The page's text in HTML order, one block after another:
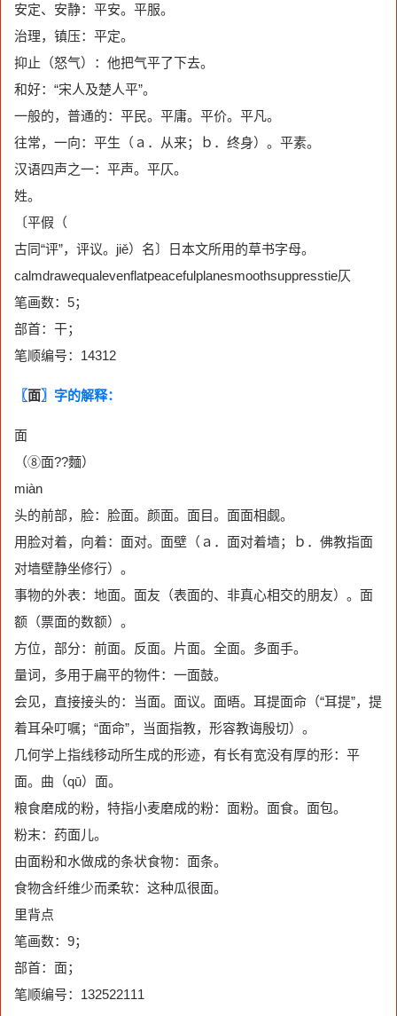
安定、安静：平安。平服。
治理，镇压：平定。
抑止（怒气）：他把气平了下去。
和好：“宋人及楚人平”。
一般的，普通的：平民。平庸。平价。平凡。
往常，一向：平生（ａ．从来；ｂ．终身）。平素。
汉语四声之一：平声。平仄。
姓。
〔平假（
古同“评”，评议。jiě）名〕日本文所用的草书字母。
calmdrawequalevenflatpeacefulplanesmoothsuppresstie仄
笔画数：5；
部首：干；
笔顺编号：14312
〖面〗字的解释：
面
（⑧面??麵）
miàn
头的前部，脸：脸面。颜面。面目。面面相觑。
用脸对着，向着：面对。面壁（ａ．面对着墙；ｂ．佛教指面
对墙壁静坐修行）。
事物的外表：地面。面友（表面的、非真心相交的朋友）。面
额（票面的数额）。
方位，部分：前面。反面。片面。全面。多面手。
量词，多用于扁平的物件：一面鼓。
会见，直接接头的：当面。面议。面晤。耳提面命（“耳提”，提
着耳朵叮嘱；“面命”，当面指教，形容教诲殷切）。
几何学上指线移动所生成的形迹，有长有宽没有厚的形：平
面。曲（qū）面。
粮食磨成的粉，特指小麦磨成的粉：面粉。面食。面包。
粉末：药面儿。
由面粉和水做成的条状食物：面条。
食物含纤维少而柔软：这种瓜很面。
里背点
笔画数：9；
部首：面；
笔顺编号：132522111